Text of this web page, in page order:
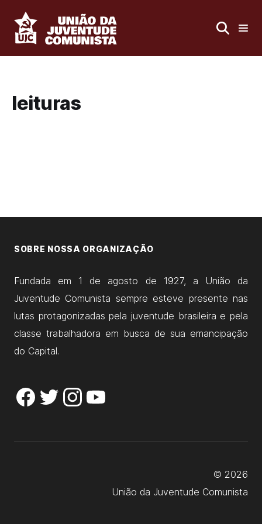
leituras
SOBRE NOSSA ORGANIZAÇÃO
Fundada em 1 de agosto de 1927, a União da
Juventude Comunista sempre esteve presente nas
lutas protagonizadas pela juventude brasileira e pela
classe trabalhadora em busca de sua emancipação
do Capital.
© 2026
União da Juventude Comunista